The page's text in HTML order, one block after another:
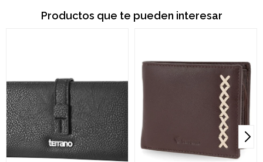
Productos que te pueden interesar